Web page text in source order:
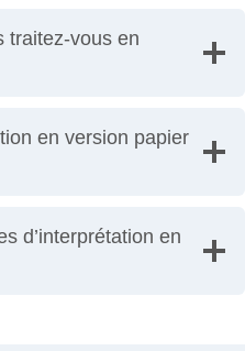
traitez-vous en
en version papier
d’interprétation en